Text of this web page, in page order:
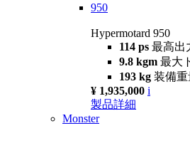
950
Hypermotard 950
114 ps 最高出
9.8 kgm 最大
193 kg 装備重
¥ 1,935,000 i
製品詳細
Monster